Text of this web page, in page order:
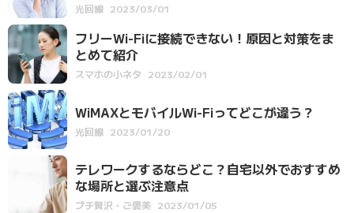
光回線 2023/03/01
フリーWi-Fiに接続できない！原因と対策をま
とめて紹介
スマホの小ネタ 2023/02/01
WiMAXとモバイルWi-Fiってどこが違う？
光回線 2023/01/20
テレワークするならどこ？自宅以外でおすすめ
な場所と選ぶ注意点
プチ贅沢・ご褒美 2023/01/05